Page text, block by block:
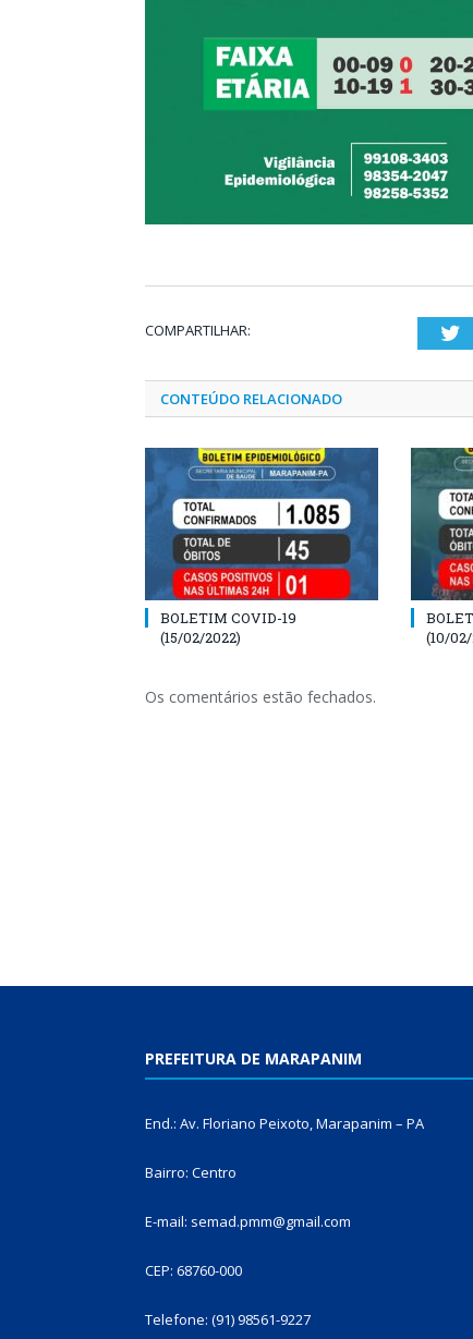
COMPARTILHAR:
CONTEÚDO RELACIONADO
BOLETIM COVID-19
(15/02/2022)
(10/
Os comentários estão fechados.
PREFEITURA DE MARAPANIM
End.: Av. Floriano Peixoto, Marapanim – PA
Bairro: Centro
E-mail: semad.pmm@gmail.com
CEP: 68760-000
Telefone: (91) 98561-9227